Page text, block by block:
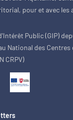
pour et avec les
Public (GIP)
National des Centres
CRPV)